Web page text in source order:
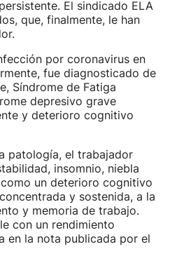
El sindicado ELA
que, finalmente, le han
por coronavirus en
fue diagnosticado de
Síndrome de Fatiga
depresivo grave
y deterioro cognitivo
patología, el trabajador
insomnio, niebla
un deterioro cognitivo
y sostenida, a la
y memoria de trabajo.
con un rendimiento
en la nota publicada por el